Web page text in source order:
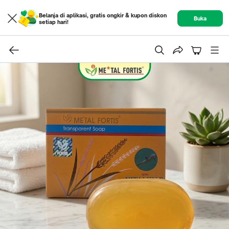
Belanja di aplikasi, gratis ongkir & kupon diskon
setiap hari!
Buka